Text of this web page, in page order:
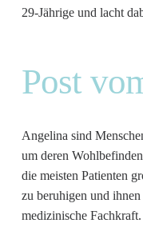
29-Jährige und lacht
Post
Angelina sind
um deren
die meisten Patienten
zu beruhigen und
medizinische